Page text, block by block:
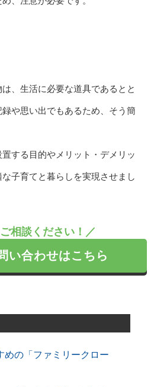
、生活に必要な道具であるとと
や思い出でもあるため、そう簡
する目的やメリット・デメリッ
な子育てと暮らしを実現させまし
相談ください！／
い合わせはこちら
の「ファミリークロー